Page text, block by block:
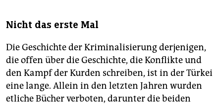
Nicht das erste Mal
Die Geschichte der Kriminalisierung derjenigen,
die offen über die Geschichte, die Konflikte und
den Kampf der Kurden schreiben, ist in der Türkei
eine lange. Allein in den letzten Jahren wurden
etliche Bücher verboten, darunter die beiden